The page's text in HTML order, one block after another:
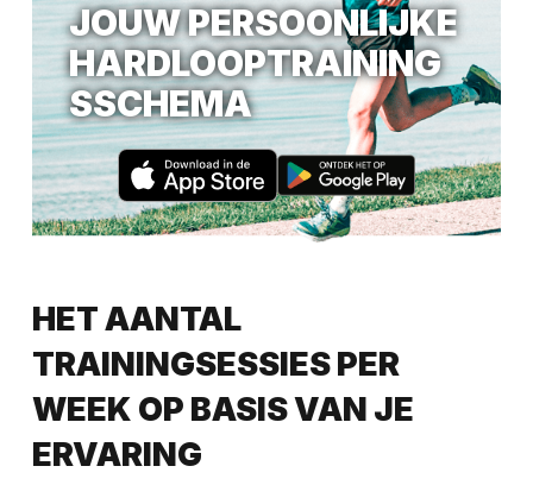
JOUW PERSOONLIJKE
HARDLOOPTRAINING
SSCHEMA
HET AANTAL
TRAININGSESSIES PER
WEEK OP BASIS VAN JE
ERVARING